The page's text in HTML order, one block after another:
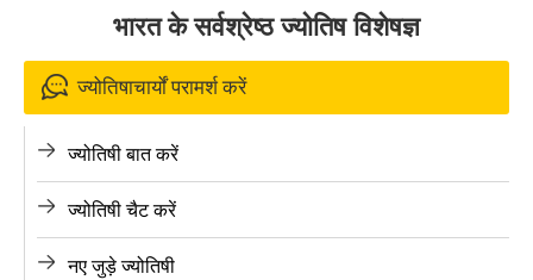
भारत के सर्वश्रेष्ठ ज्योतिष विशेषज्ञ
ज्योतिषाचार्यों परामर्श करें
ज्योतिषी बात करें
ज्योतिषी चैट करें
नए जुड़े ज्योतिषी